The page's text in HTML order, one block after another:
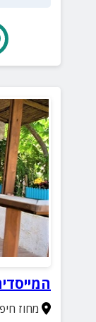
המייסדים
מחוז